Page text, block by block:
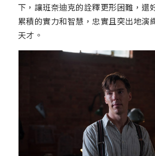
下，讓班奈迪克的詮釋更形困難，還
累積的實力和智慧，忠實且突出地演
天才。